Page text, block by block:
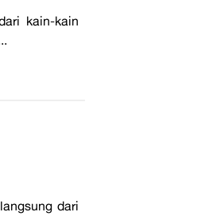
kain-kain
dari